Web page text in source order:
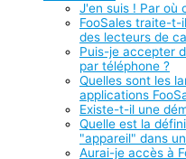
J'en suis ! Par où
FooSales traite-t-
des lecteurs de
Puis-je accepter
par téléphone ?
Quelles sont les
applications
Existe-t-il une
Quelle est la
"appareil" dans
Aurai-je accès à